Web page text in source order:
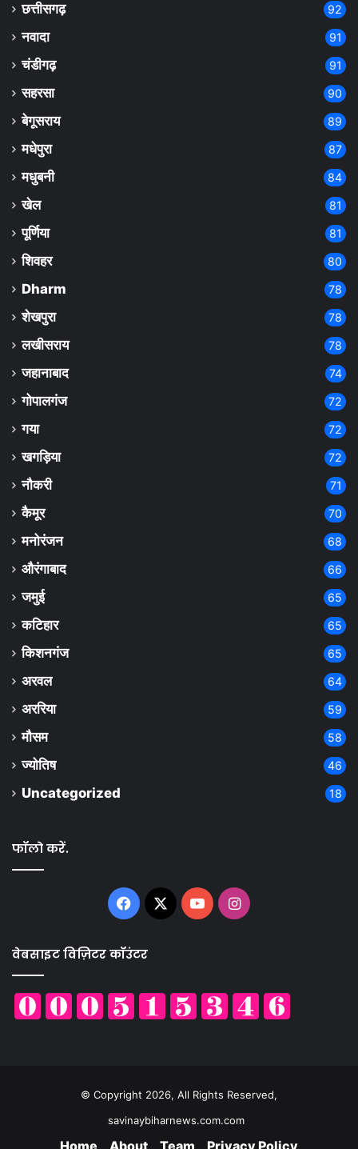
छत्तीसगढ़ 92
नवादा 91
चंडीगढ़ 91
सहरसा 90
बेगूसराय 89
मधेपुरा 87
मधुबनी 84
खेल 81
पूर्णिया 81
शिवहर 80
Dharm 78
शेखपुरा 78
लखीसराय 78
जहानाबाद 74
गोपालगंज 72
गया 72
खगड़िया 72
नौकरी 71
कैमूर 70
मनोरंजन 68
औरंगाबाद 66
जमुई 65
कटिहार 65
किशनगंज 65
अरवल 64
अररिया 59
मौसम 58
ज्योतिष 46
Uncategorized 18
फॉलो करें.
Facebook
X YouTubeInstagram
वेबसाइट विज़िटर कॉउंटर
© Copyright 2026, All Rights Reserved,
savinaybiharnews.com.com